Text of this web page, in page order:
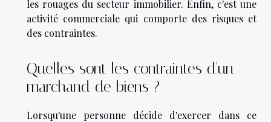
les rouages du secteur immobilier. Enfin, c'est une
activité commerciale qui comporte des risques et
des contraintes.
Quelles sont les contraintes d'un
marchand de biens ?
Lorsqu'une personne décide d'exercer dans ce